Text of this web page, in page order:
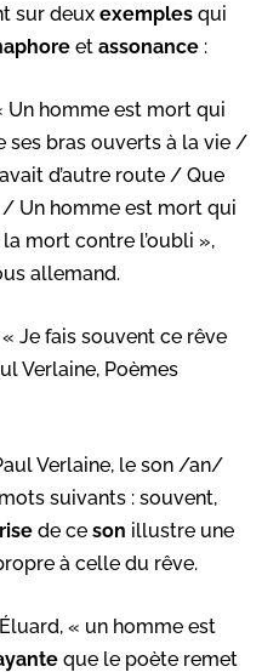
sur deux exemples qui
et assonance :
Un homme est mort qui
ses bras ouverts à la vie /
d’autre route / Que
/ Un homme est mort qui
mort contre l’oubli »,
allemand.
Je fais souvent ce rêve
Verlaine, Poèmes
Verlaine, le son /an/
suivants : souvent,
de ce son illustre une
à celle du rêve.
« un homme est
que le poète remet